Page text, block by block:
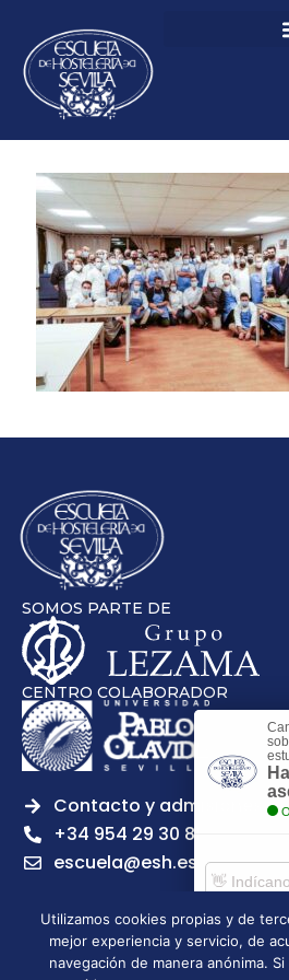
SOMOS PARTE DE
CENTRO COLABORADOR
Contacto y admisiones
+34 954 29 30 81
escuela@esh.es
Utilizamos cookies propias y de
mejor experiencia y servicio, de
navegación de manera anónima.